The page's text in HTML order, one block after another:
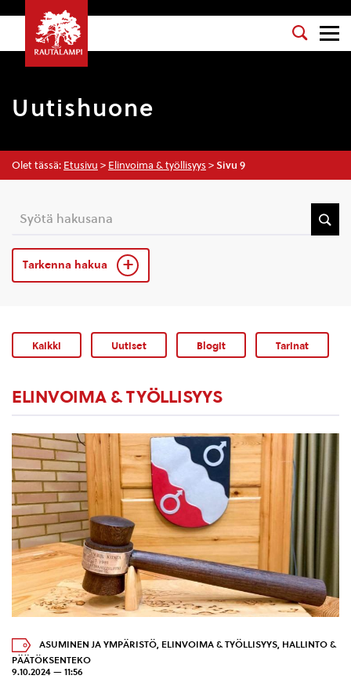
Uutishuone
Olet tässä: Etusivu > Elinvoima & työllisyys > Sivu 9
Tarkenna hakua
Kaikki Uutiset Blogit Tarinat
ELINVOIMA & TYÖLLISYYS
ASUMINEN JA YMPÄRISTÖ, ELINVOIMA & TYÖLLISYYS, HALLINTO &
PÄÄTÖKSENTEKO
9.10.2024 — 11:56